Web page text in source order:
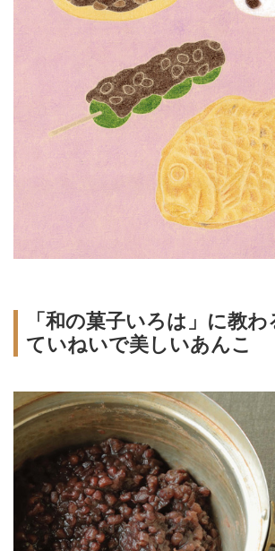
「和の菓子いろは」に教わ
ていねいで美しいあんこ